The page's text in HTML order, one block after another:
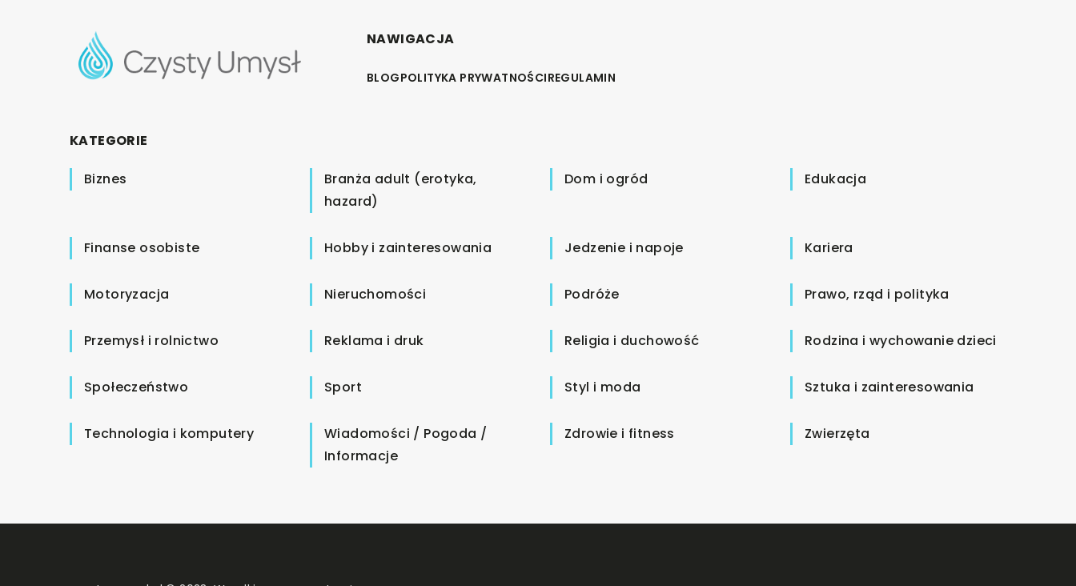
NAWIGACJA
BLOGPOLITYKA PRYWATNOŚCIREGULAMIN
KATEGORIE
Biznes
Branża adult (erotyka,
hazard)
Dom i ogród Edukacja
Finanse osobiste Hobby i zainteresowania Jedzenie i napoje Kariera
Motoryzacja Nieruchomości Podróże Prawo, rząd i polityka
Przemysł i rolnictwo Reklama i druk Religia i duchowość Rodzina i wychowanie dzieci
Społeczeństwo Sport Styl i moda Sztuka i zainteresowania
Technologia i komputery
Wiadomości / Pogoda /
Informacje
Zdrowie i fitness Zwierzęta